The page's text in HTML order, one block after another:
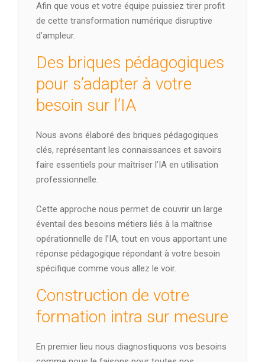
Afin que vous et votre équipe puissiez tirer profit
de cette transformation numérique disruptive
d’ampleur.
Des briques pédagogiques
pour s’adapter à votre
besoin sur l’IA
Nous avons élaboré des briques pédagogiques
clés, représentant les connaissances et savoirs
faire essentiels pour maîtriser l’IA en utilisation
professionnelle.
Cette approche nous permet de couvrir un large
éventail des besoins métiers liés à la maîtrise
opérationnelle de l’IA, tout en vous apportant une
réponse pédagogique répondant à votre besoin
spécifique comme vous allez le voir.
Construction de votre
formation intra sur mesure
En premier lieu nous diagnostiquons vos besoins